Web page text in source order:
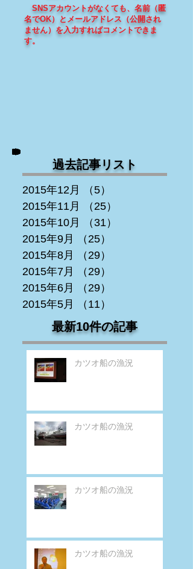
SNSアカウントがなくても、 名前（匿
名でOK）とメールアドレス（公開され
ません）を入力すればコメントできま
す。
過去記事リスト
2015年12月 （5）
2015年11月
（25）
2015年10月
（31）
2015年9月
（25）
2015年8月
（29）
2015年7月
（29）
2015年6月
（29）
2015年5月
（11）
最新10件の記事
カツオ船の漁況
カツオ船の漁況
カツオ船の漁況
カツオ船の漁況